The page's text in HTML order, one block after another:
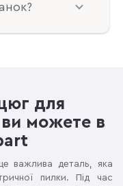
для
можете в
важлива деталь, яка
пилки. Під час